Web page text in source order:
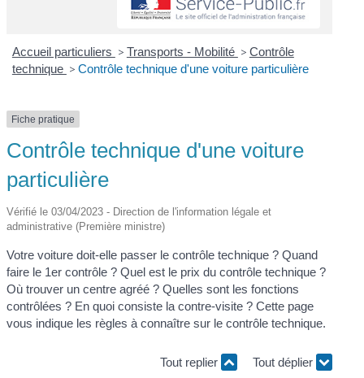
Accueil particuliers > Transports - Mobilité > Contrôle
technique > Contrôle technique d'une voiture particulière
Fiche pratique
Contrôle technique d'une voiture
particulière
Vérifié le 03/04/2023 - Direction de l'information légale et
administrative (Première ministre)
Votre voiture doit-elle passer le contrôle technique ? Quand
faire le 1er contrôle ? Quel est le prix du contrôle technique ?
Où trouver un centre agréé ? Quelles sont les fonctions
contrôlées ? En quoi consiste la contre-visite ? Cette page
vous indique les règles à connaître sur le contrôle technique.
Tout replier Tout déplier